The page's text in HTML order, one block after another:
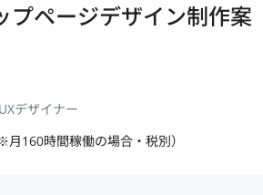
プページデザイン制作案
デザイナー
160時間稼働の場合・税別）